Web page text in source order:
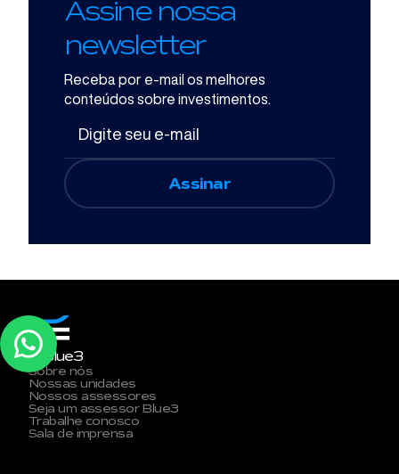
Assine nossa
newsletter
Receba por e-mail os melhores
conteúdos sobre investimentos.
A Blue3
Sobre nós
Nossas unidades
Nossos assessores
Seja um assessor Blue3
Trabalhe conosco
Sala de imprensa